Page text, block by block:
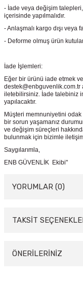
- İade veya değişim
içerisinde yapılmalıdır.
- Anlaşmalı kargo dışı
- Deforme olmuş ürün
İade İşlemleri:
Eğer bir ürünü iade etmek
iletebilirsiniz. İade talebiniz
yapılacaktır.
Müşteri memnuniyetini
bir sorun yaşamanız
ve değişim süreçleri
bulunmak için bizimle
Saygılarımla,
ENB GÜVENLİK Ekibi"
YORUMLAR (0)
Bu
TAKSİT
ÖNERİLERİNİZ